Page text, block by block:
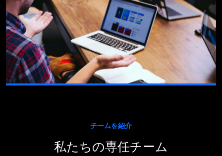
チームを紹介
私たちの専任チーム